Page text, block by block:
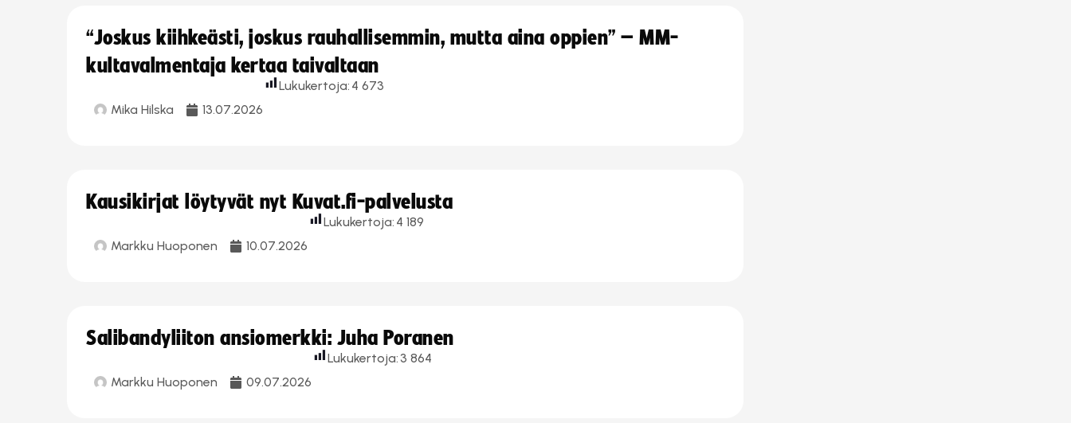
“Joskus kiihkeästi, joskus rauhallisemmin, mutta aina oppien” – MM-
kultavalmentaja kertaa taivaltaan
Mika Hilska 13.07.2026
Lukukertoja: 4 673
Kausikirjat löytyvät nyt Kuvat.fi-palvelusta
Markku Huoponen 10.07.2026
Lukukertoja: 4 189
Salibandyliiton ansiomerkki: Juha Poranen
Markku Huoponen 09.07.2026
Lukukertoja: 3 864